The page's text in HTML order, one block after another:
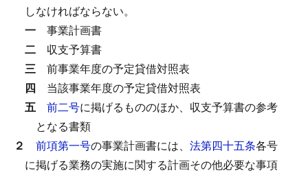
しなければならない。
一 事業計画書
二 収支予算書
三 前事業年度の予定貸借対照表
四 当該事業年度の予定貸借対照表
五 前二号に掲げるもののほか、収支予算書の参考
となる書類
２ 前項第一号の事業計画書には、 法第四十五条各号
に掲げる業務の実施に関する計画その他必要な事項